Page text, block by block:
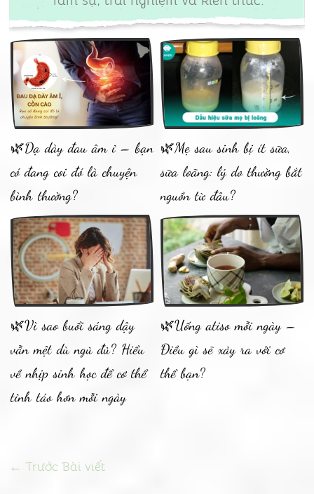
🌿Dạ dày đau âm ỉ – bạn
có đang coi đó là chuyện
bình thường?
🌿Mẹ sau sinh bị ít sữa,
sữa loãng: lý do thường bắt
nguồn từ đâu?
🌿Vì sao buổi sáng dậy
vẫn mệt dù ngủ đủ? Hiểu
về nhịp sinh học để cơ thể
tỉnh táo hơn mỗi ngày
🌿Uống atiso mỗi ngày –
Điều gì sẽ xảy ra với cơ
thể bạn?
← Trước Bài viết